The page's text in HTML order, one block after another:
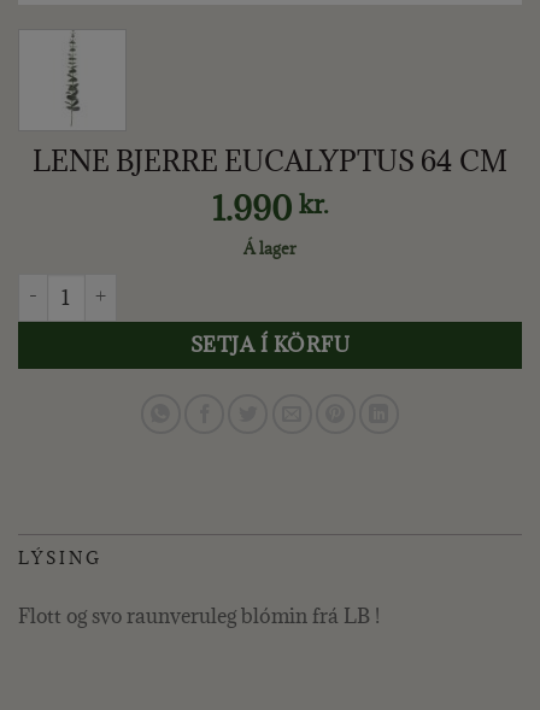
LENE BJERRE EUCALYPTUS 64 CM
1.990 kr.
Á lager
LENE BJERRE EUCALYPTUS 64 CM quantity
SETJA Í KÖRFU
LÝSING
Flott og svo raunveruleg blómin frá LB !